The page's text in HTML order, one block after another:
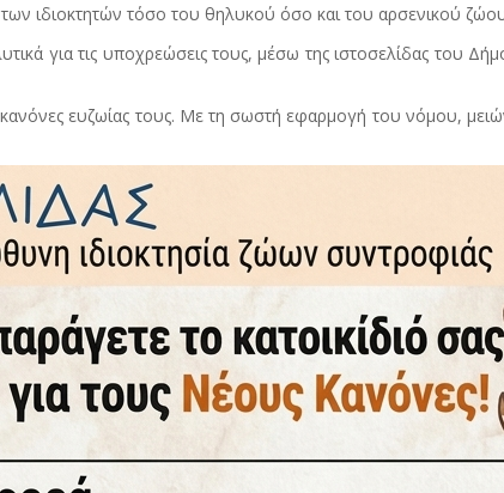
ιδιοκτητών τόσο του θηλυκού όσο και του αρσενικού
για τις υποχρεώσεις τους, μέσω της ιστοσελίδας του
ευζωίας τους. Με τη σωστή εφαρμογή του νόμου,